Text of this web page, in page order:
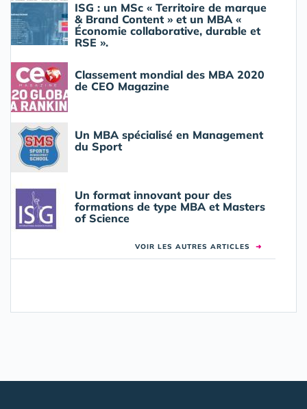
ISG : un MSc « Territoire de marque
& Brand Content » et un MBA «
Économie collaborative, durable et
RSE ».
Classement mondial des MBA 2020
de CEO Magazine
Un MBA spécialisé en Management
du Sport
Un format innovant pour des
formations de type MBA et Masters
of Science
VOIR LES AUTRES ARTICLES ➜